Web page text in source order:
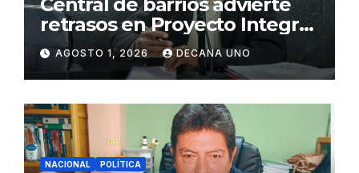
retrasos en Proyecto Integral
de Agua y Alcantarillado para
Juliaca
AGOSTO 1, 2026 DECANA UNO
NACIONAL POLÍTICA